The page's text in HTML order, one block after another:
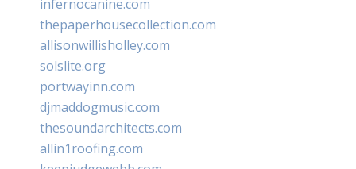
infernocanine.com
thepaperhousecollection.com
allisonwillisholley.com
solslite.org
portwayinn.com
djmaddogmusic.com
thesoundarchitects.com
allin1roofing.com